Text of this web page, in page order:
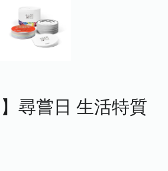
】尋嘗日 生活特質